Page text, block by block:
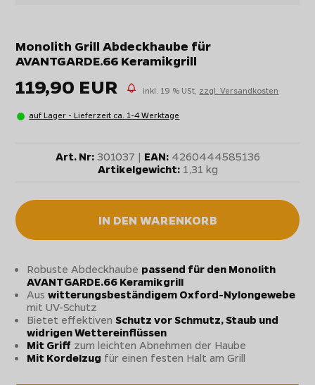
Monolith Grill Abdeckhaube für
AVANTGARDE.66 Keramikgrill
119,90 EUR inkl. 19 % USt, zzgl. Versandkosten
auf Lager - Lieferzeit ca. 1-4 Werktage
Art. Nr:301037 | EAN:4260444585136
Artikelgewicht:1,31 kg
IN DEN WARENKORB
Robuste Abdeckhaube passend für den Monolith
AVANTGARDE.66 Keramikgrill
Auswitterungsbeständigem Oxford-Nylongewebe
mit UV-Schutz
Bietet effektivenSchutz vor Schmutz, Staub und
widrigen Wettereinflüssen
Mit Griff zum leichten Abnehmen der Haube
Mit Kordelzug für einen festen Halt am Grill